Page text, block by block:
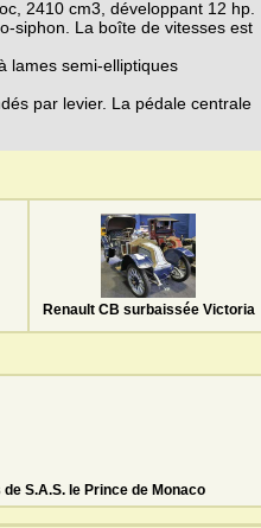
2410 cm3, développant 12 hp.
siphon. La boîte de vitesses est
lames semi-elliptiques
par levier. La pédale centrale
Renault CB surbaissée Victoria
S.A.S. le Prince de Monaco